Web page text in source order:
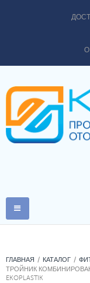
ГЛАВНАЯ КАТАЛОГ
ТРОЙНИК
EKOPLASTIK